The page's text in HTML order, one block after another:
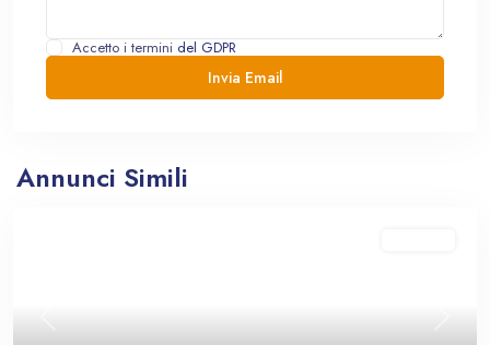
Accetto i termini del GDPR
Annunci Simili